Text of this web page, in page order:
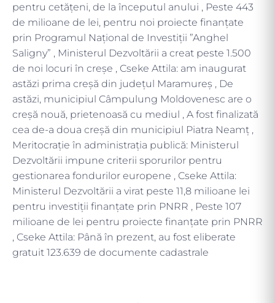
pentru cetățeni, de la începutul anului , Peste 443
de milioane de lei, pentru noi proiecte finanțate
prin Programul Național de Investiții ”Anghel
Saligny” , Ministerul Dezvoltării a creat peste 1.500
de noi locuri în creșe , Cseke Attila: am inaugurat
astăzi prima creșă din județul Maramureș , De
astăzi, municipiul Câmpulung Moldovenesc are o
creșă nouă, prietenoasă cu mediul , A fost finalizată
cea de-a doua creșă din municipiul Piatra Neamț ,
Meritocrație în administrația publică: Ministerul
Dezvoltării impune criterii sporurilor pentru
gestionarea fondurilor europene , Cseke Attila:
Ministerul Dezvoltării a virat peste 11,8 milioane lei
pentru investiții finanțate prin PNRR , Peste 107
milioane de lei pentru proiecte finanțate prin PNRR
, Cseke Attila: Până în prezent, au fost eliberate
gratuit 123.639 de documente cadastrale